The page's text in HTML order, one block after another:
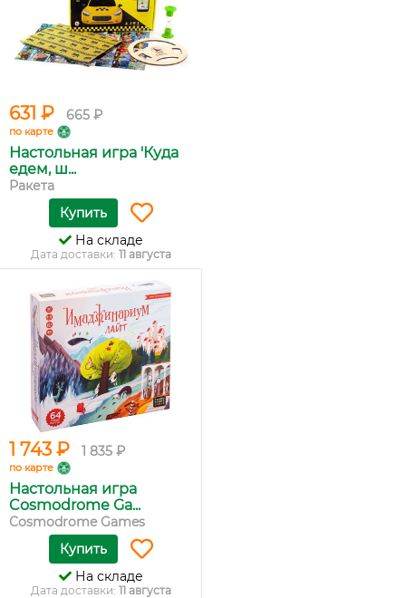
631 ₽ 665 ₽
по карте
Настольная игра 'Куда
едем, ш...
Ракета
Купить
На складе
Дата доставки: 11 августа
1 743 ₽ 1 835 ₽
по карте
Настольная игра
Cosmodrome Ga...
Cosmodrome Games
Купить
На складе
Дата доставки: 11 августа